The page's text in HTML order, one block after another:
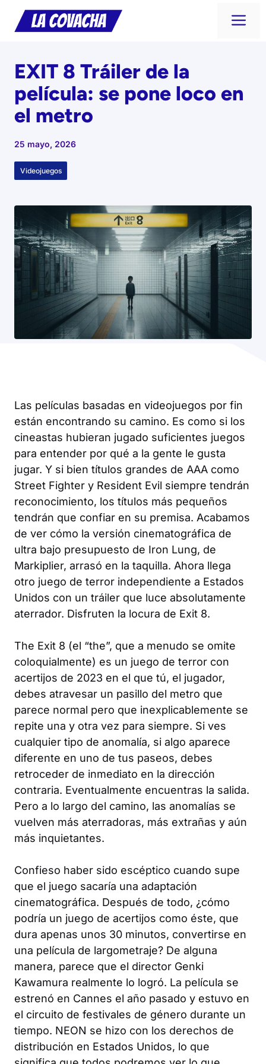
Saltar
EXIT 8 Tráiler de la
película: se pone loco en
el metro
25 mayo, 2026
Videojuegos
Las películas basadas en videojuegos por fin
están encontrando su camino. Es como si los
cineastas hubieran jugado suficientes juegos
para entender por qué a la gente le gusta
jugar. Y si bien títulos grandes de AAA como
Street Fighter y Resident Evil siempre tendrán
reconocimiento, los títulos más pequeños
tendrán que confiar en su premisa. Acabamos
de ver cómo la versión cinematográfica de
ultra bajo presupuesto de Iron Lung, de
Markiplier, arrasó en la taquilla. Ahora llega
otro juego de terror independiente a Estados
Unidos con un tráiler que luce absolutamente
aterrador. Disfruten la locura de Exit 8.
The Exit 8 (el “the”, que a menudo se omite
coloquialmente) es un juego de terror con
acertijos de 2023 en el que tú, el jugador,
debes atravesar un pasillo del metro que
parece normal pero que inexplicablemente se
repite una y otra vez para siempre. Si ves
cualquier tipo de anomalía, si algo aparece
diferente en uno de tus paseos, debes
retroceder de inmediato en la dirección
contraria. Eventualmente encuentras la salida.
Pero a lo largo del camino, las anomalías se
vuelven más aterradoras, más extrañas y aún
más inquietantes.
Confieso haber sido escéptico cuando supe
que el juego sacaría una adaptación
cinematográfica. Después de todo, ¿cómo
podría un juego de acertijos como éste, que
dura apenas unos 30 minutos, convertirse en
una película de largometraje? De alguna
manera, parece que el director Genki
Kawamura realmente lo logró. La película se
estrenó en Cannes el año pasado y estuvo en
el circuito de festivales de género durante un
tiempo. NEON se hizo con los derechos de
distribución en Estados Unidos, lo que